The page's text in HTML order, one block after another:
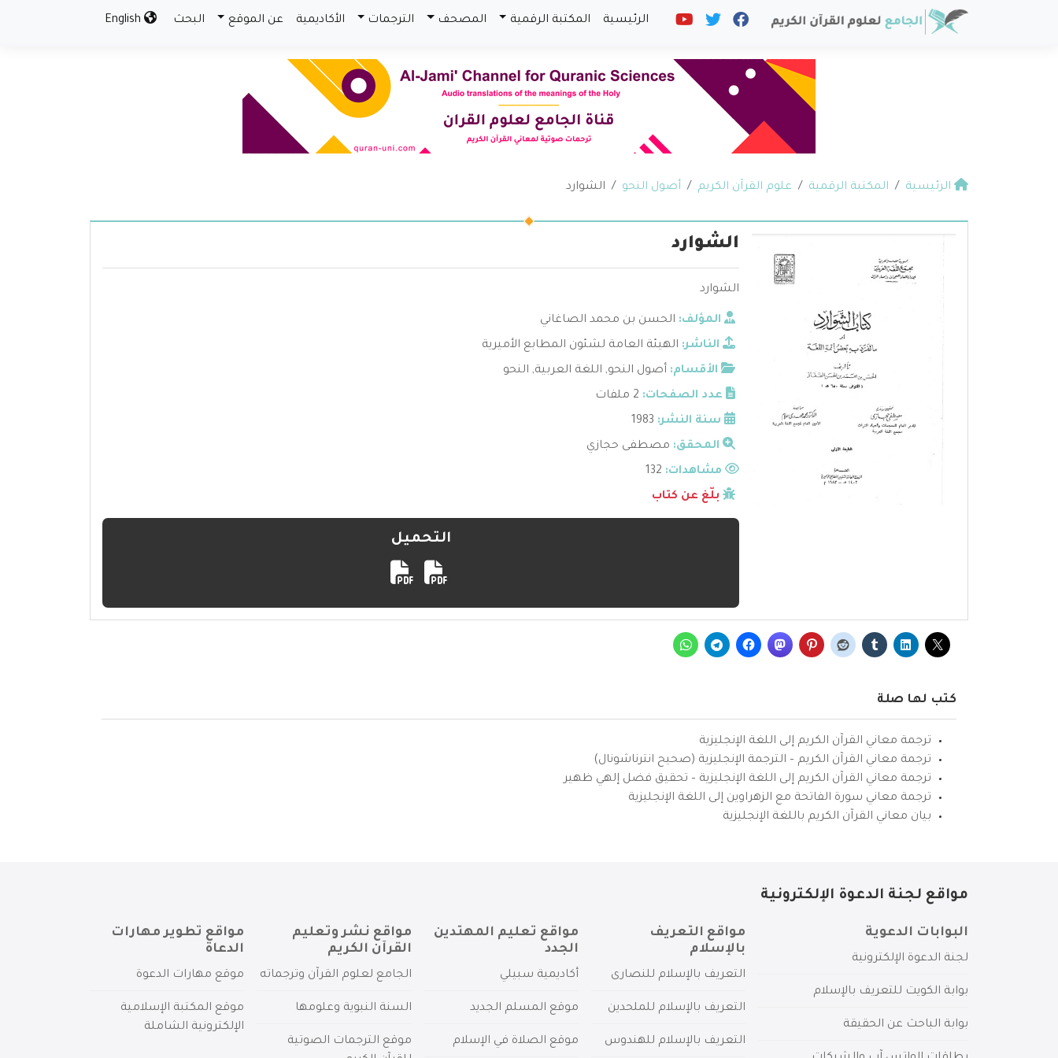
الرئيسية المكتبة الرقمية المصحف الترجمات الأكاديمية عن الموقع البحث
الرئيسية المكتبة الرقمية علوم القرآن الكريم أصول النحو الشوارد
الشوارد
الشوارد
المؤلف: الحسن بن محمد الصاغاني
الناشر: الهيئة العامة لشئون المطابع الأميرية
الأقسام: أصول النحو, اللغة العربية, النحو
عدد الصفحات: 2 ملفات
سنة النشر: 1983
المحقق: مصطفى حجازي
مشاهدات:
بلّغ عن كتاب
التحميل
كتب لها صلة
ترجمة معاني القرآن الكريم إلى اللغة الإنجليزية
ترجمة معاني القرآن الكريم – الترجمة الإنجليزية (صحيح انترناشونال)
ترجمة معاني القرآن الكريم إلى اللغة الإنجليزية – تحقيق فضل إلهي ظهير
ترجمة معاني سورة الفاتحة مع الزهراوين إلى اللغة الإنجليزية
بيان معاني القرآن الكريم باللغة الإنجليزية
مواقع لجنة الدعوة الإلكترونية
البوابات الدعوية
لجنة الدعوة الإلكترونية
بوابة الكويت للتعريف بالإسلام
بوابة الباحث عن الحقيقة
مواقع التعريف
بالإسلام
التعريف بالإسلام للنصارى
التعريف بالإسلام للملحدين
التعريف بالإسلام للهندوس
مواقع تعليم المهتدين
الجدد
أكاديمية سبيلي
موقع المسلم الجديد
موقع الصلاة في الإسلام
مواقع نشر وتعليم
القرآن الكريم
الجامع لعلوم القرآن وترجماته
السنة النبوية وعلومها
موقع الترجمات الصوتية
مواقع تطوير مهارات
الدعاة
موقع مهارات الدعوة
موقع المكتبة الإسلامية
الإلكترونية الشاملة